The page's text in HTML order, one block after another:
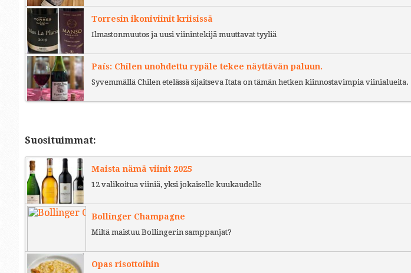
Torresin ikoniviinit kriisissä
Ilmastonmuutos ja uusi viinintekijä muuttavat tyyliä
País: Chilen unohdettu rypäle tekee näyttävän paluun.
Syvemmällä Chilen etelässä sijaitseva Itata on tämän hetken kiinnostavimpia viinialueita.
Suosituimmat:
Maista nämä viinit 2025
12 valikoitua viiniä, yksi jokaiselle kuukaudelle
Bollinger Champagne
Miltä maistuu Bollingerin samppanjat?
Opas risottoihin